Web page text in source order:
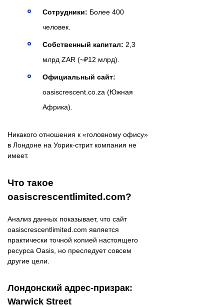
Сотрудники: Более 400
человек.
Собственный капитал: 2,3
млрд ZAR (~₽12 млрд).
Официальный сайт:
oasiscrescent.co.za (Южная
Африка).
Никакого отношения к «головному офису»
в Лондоне на Уорик-стрит компания не
имеет.
Что такое
oasiscrescentlimited.com?
Анализ данных показывает, что сайт
oasiscrescentlimited.com является
практически точной копией настоящего
ресурса Oasis, но преследует совсем
другие цели.
Лондонский адрес-призрак:
Warwick Street